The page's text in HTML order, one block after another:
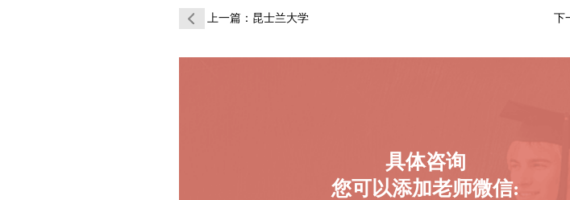
上一篇：昆士兰大学 下
具体咨询
您可以添加老师微信: